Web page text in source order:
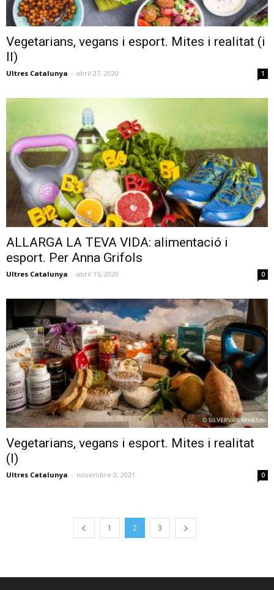
Vegetarians, vegans i esport. Mites i realitat (i
II)
Ultres Catalunya - abril 27, 2020 1
ALLARGA LA TEVA VIDA: alimentació i
esport. Per Anna Grifols
Ultres Catalunya - abril 15, 2020 0
Vegetarians, vegans i esport. Mites i realitat
(I)
Ultres Catalunya - novembre 2, 2021 0
1 2 3